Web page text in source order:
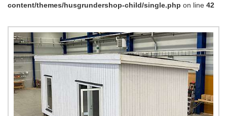
content/themes/husgrundershop-child/single.php on line 42